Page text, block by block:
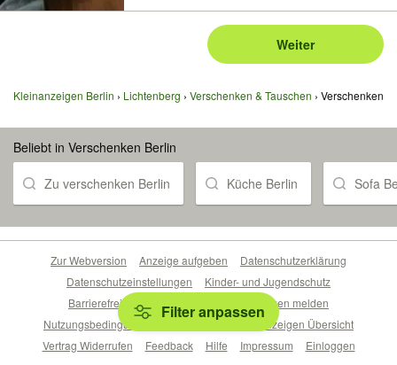
Weiter
Kleinanzeigen Berlin Lichtenberg Verschenken & Tauschen Verschenken
Beliebt in Verschenken Berlin
Zu verschenken Berlin Küche Berlin Sofa
Filter anpassen
Zur Webversion Anzeige aufgeben
Datenschutzerklärung
Datenschutzeinstellungen
Kinder- und Jugendschutz
Barrierefreiheitserklärung
Sicherheitslücken melden
Nutzungsbedingungen
Beliebte Suchen
Anzeigen Übersicht
Vertrag Widerrufen
Feedback Hilfe Impressum Einloggen